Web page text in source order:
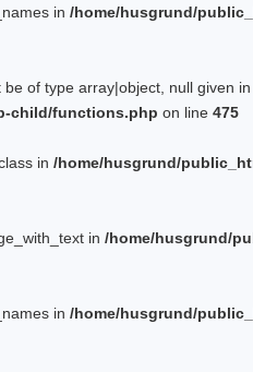
in /home/husgrund/
of type array|object, null given in
child/functions.php on line 475
in /home/husgrund/
in /home/husgrund/
in /home/husgrund/